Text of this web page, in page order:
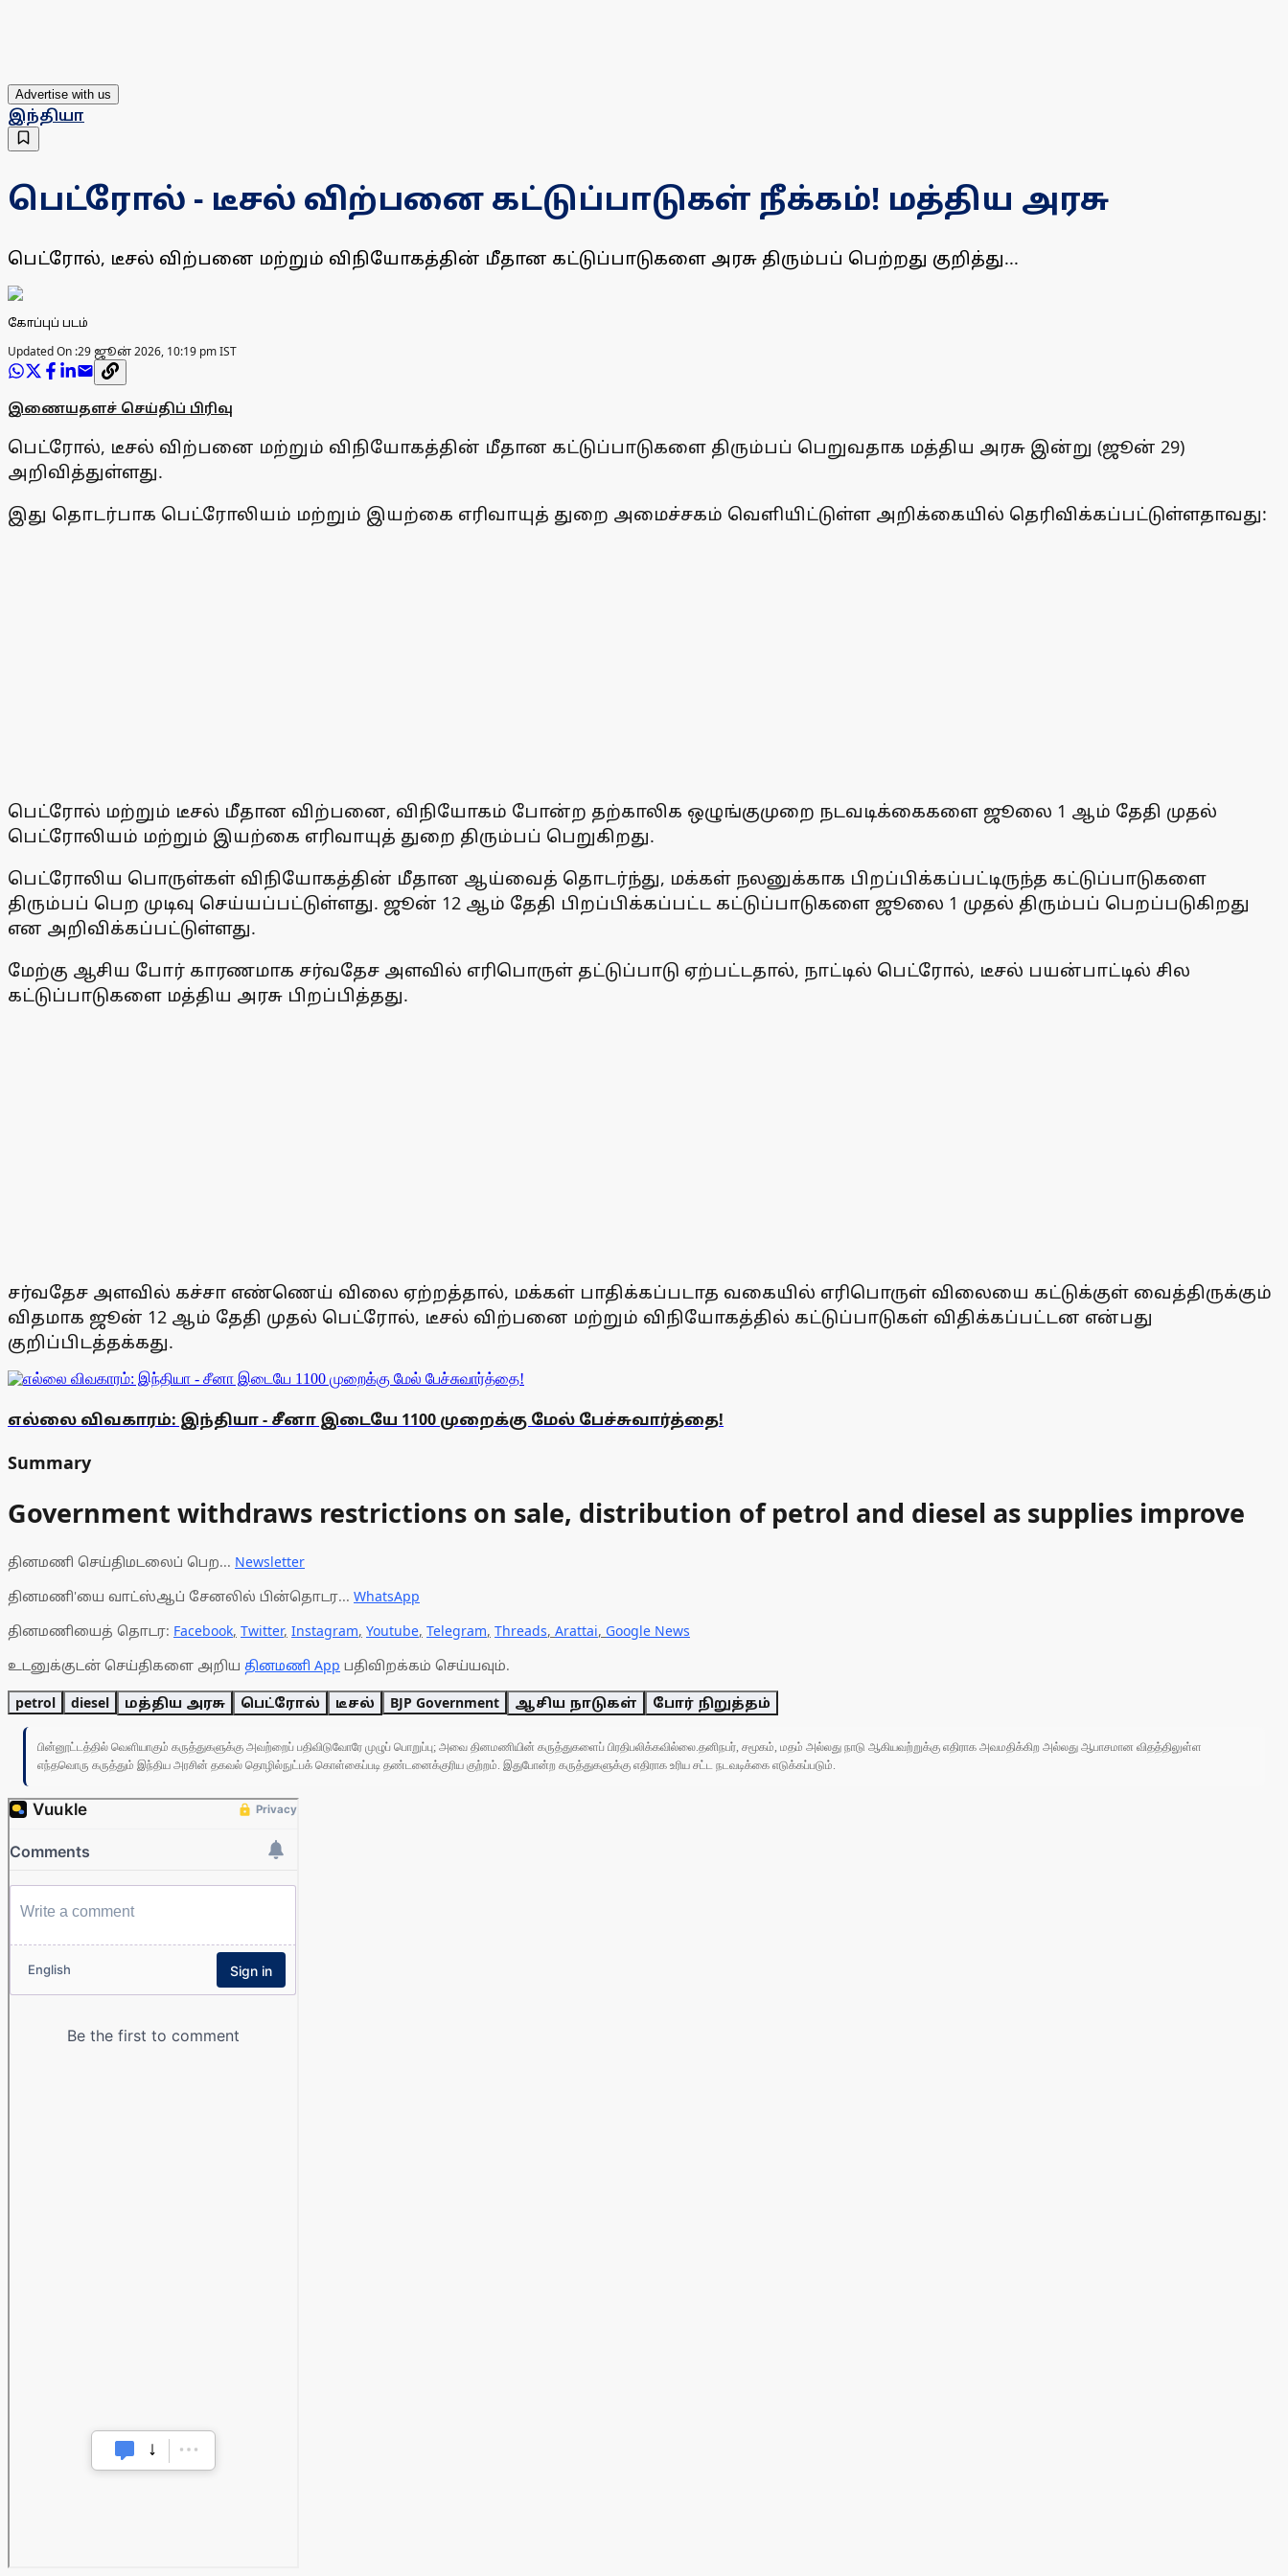
Advertise with us
இந்தியா
பெட்ரோல் - டீசல் விற்பனை கட்டுப்பாடுகள் நீக்கம்! மத்திய அரசு
பெட்ரோல், டீசல் விற்பனை மற்றும் விநியோகத்தின் மீதான கட்டுப்பாடுகளை அரசு திரும்பப் பெற்றது குறித்து...
கோப்புப் படம்
Updated On :29 ஜூன் 2026, 10:19 pm IST
இணையதளச் செய்திப் பிரிவு
பெட்ரோல், டீசல் விற்பனை மற்றும் விநியோகத்தின் மீதான கட்டுப்பாடுகளை திரும்பப் பெறுவதாக மத்திய அரசு இன்று (ஜூன் 29)
அறிவித்துள்ளது.
இது தொடர்பாக பெட்ரோலியம் மற்றும் இயற்கை எரிவாயுத் துறை அமைச்சகம் வெளியிட்டுள்ள அறிக்கையில் தெரிவிக்கப்பட்டுள்ளதாவது:
பெட்ரோல் மற்றும் டீசல் மீதான விற்பனை, விநியோகம் போன்ற தற்காலிக ஒழுங்குமுறை நடவடிக்கைகளை ஜூலை 1 ஆம் தேதி முதல்
பெட்ரோலியம் மற்றும் இயற்கை எரிவாயுத் துறை திரும்பப் பெறுகிறது.
பெட்ரோலிய பொருள்கள் விநியோகத்தின் மீதான ஆய்வைத் தொடர்ந்து, மக்கள் நலனுக்காக பிறப்பிக்கப்பட்டிருந்த கட்டுப்பாடுகளை
திரும்பப் பெற முடிவு செய்யப்பட்டுள்ளது. ஜூன் 12 ஆம் தேதி பிறப்பிக்கப்பட்ட கட்டுப்பாடுகளை ஜூலை 1 முதல் திரும்பப் பெறப்படுகிறது
என அறிவிக்கப்பட்டுள்ளது.
மேற்கு ஆசிய போர் காரணமாக சர்வதேச அளவில் எரிபொருள் தட்டுப்பாடு ஏற்பட்டதால், நாட்டில் பெட்ரோல், டீசல் பயன்பாட்டில் சில
கட்டுப்பாடுகளை மத்திய அரசு பிறப்பித்தது.
சர்வதேச அளவில் கச்சா எண்ணெய் விலை ஏற்றத்தால், மக்கள் பாதிக்கப்படாத வகையில் எரிபொருள் விலையை கட்டுக்குள் வைத்திருக்கும்
விதமாக ஜூன் 12 ஆம் தேதி முதல் பெட்ரோல், டீசல் விற்பனை மற்றும் விநியோகத்தில் கட்டுப்பாடுகள் விதிக்கப்பட்டன என்பது
குறிப்பிடத்தக்கது.
எல்லை விவகாரம்: இந்தியா - சீனா இடையே 1100 முறைக்கு மேல் பேச்சுவார்த்தை!
Summary
Government withdraws restrictions on sale, distribution of petrol and diesel as supplies improve
தினமணி செய்திமடலைப் பெற... Newsletter
தினமணி'யை வாட்ஸ்ஆப் சேனலில் பின்தொடர... WhatsApp
தினமணியைத் தொடர: Facebook, Twitter, Instagram, Youtube, Telegram, Threads, Arattai, Google News
உடனுக்குடன் செய்திகளை அறிய தினமணி App பதிவிறக்கம் செய்யவும்.
petrol diesel மத்திய அரசு பெட்ரோல் டீசல் BJP Government ஆசிய நாடுகள் போர் நிறுத்தம்
பின்னூட்டத்தில் வெளியாகும் கருத்துகளுக்கு அவற்றைப் பதிவிடுவோரே முழுப் பொறுப்பு; அவை தினமணியின் கருத்துகளைப் பிரதிபலிக்கவில்லை.தனிநபர், சமூகம், மதம் அல்லது நாடு ஆகியவற்றுக்கு எதிராக அவமதிக்கிற அல்லது ஆபாசமான விதத்திலுள்ள
எந்தவொரு கருத்தும் இந்திய அரசின் தகவல் தொழில்நுட்பக் கொள்கைப்படி தண்டனைக்குரிய குற்றம். இதுபோன்ற கருத்துகளுக்கு எதிராக உரிய சட்ட நடவடிக்கை எடுக்கப்படும்.